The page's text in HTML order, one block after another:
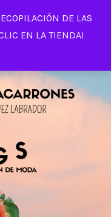
DE LAS
EN LA TIENDA!